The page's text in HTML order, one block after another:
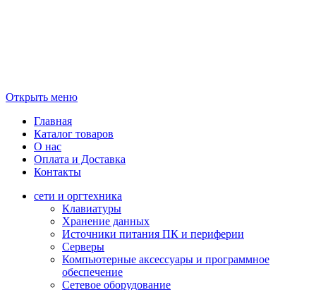
Открыть меню
Главная
Каталог товаров
О нас
Оплата и Доставка
Контакты
сети и оргтехника
Клавиатуры
Хранение данных
Источники питания ПК и периферии
Серверы
Компьютерные аксессуары и программное
обеспечение
Сетевое оборудование